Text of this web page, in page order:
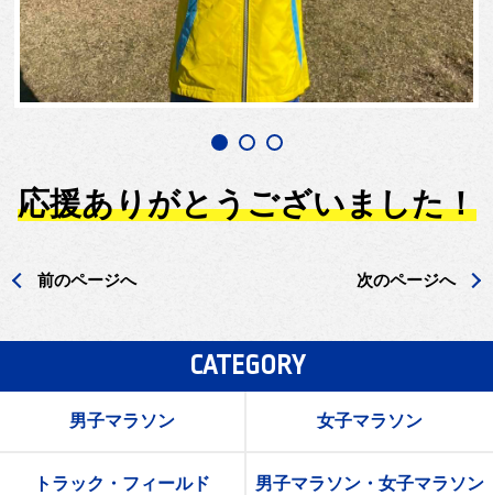
応援ありがとうございました！
前のページへ 次のページへ
CATEGORY
男子マラソン 女子マラソン
トラック・フィールド 男子マラソン・女子マラソン